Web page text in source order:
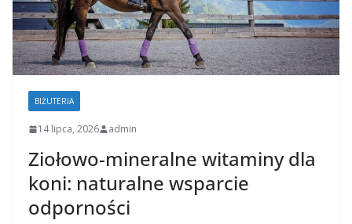
BIŻUTERIA
14 lipca, 2026 admin
Ziołowo-mineralne witaminy dla
koni: naturalne wsparcie
odporności